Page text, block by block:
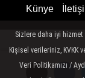
Künye
Sizlere daha iyi hizmet
Kişisel verileriniz, KVKK
Veri Politikamızı /